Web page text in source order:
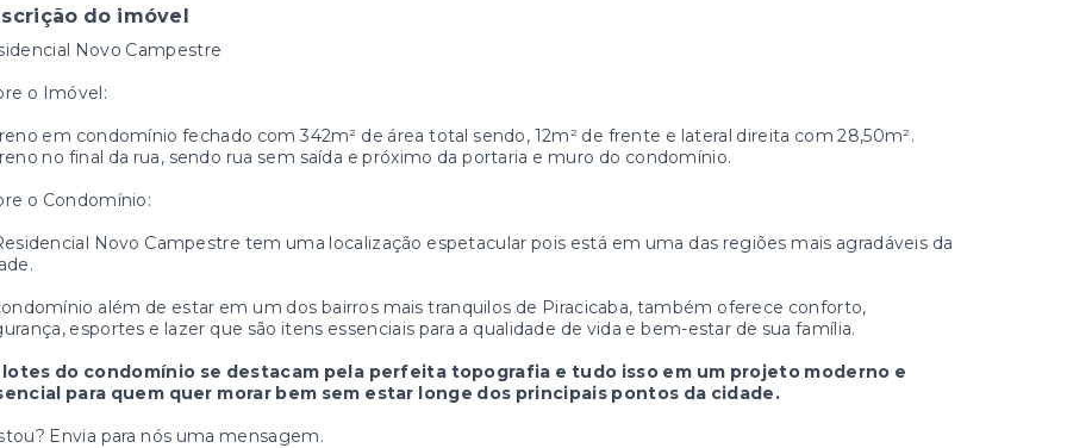
do imóvel
Novo Campestre
o Imóvel:
em condomínio fechado com 342m² de área total sendo, 12m² de frente e lateral direita com 28,50m².
no final da rua, sendo rua sem saída e próximo da portaria e muro do condomínio.
o Condomínio:
Novo Campestre tem uma localização espetacular pois está em uma das regiões mais agradáveis da
além de estar em um dos bairros mais tranquilos de Piracicaba, também oferece conforto,
esportes e lazer que são itens essenciais para a qualidade de vida e bem-estar de sua família.
lotes do condomínio se destacam pela perfeita topografia e tudo isso em um projeto moderno e
para quem quer morar bem sem estar longe dos principais pontos da cidade.
Envia para nós uma mensagem.